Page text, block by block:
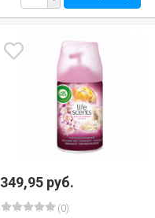
349,95 руб.
(0)